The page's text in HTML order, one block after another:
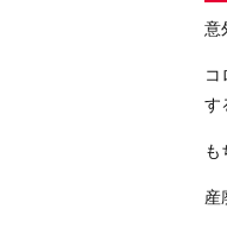
意
コ
す
も
産